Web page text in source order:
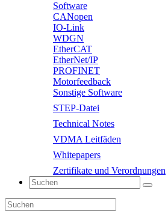
Software
CANopen
IO-Link
WDGN
EtherCAT
EtherNet/IP
PROFINET
Motorfeedback
Sonstige Software
STEP-Datei
Technical Notes
VDMA Leitfäden
Whitepapers
Zertifikate und Verordnungen